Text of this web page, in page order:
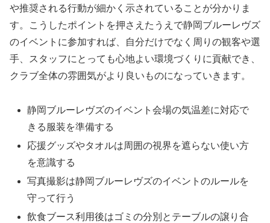
や推奨される行動が細かく示されていることが分かりま
す。こうしたポイントを押さえたうえで静岡ブルーレヴズ
のイベントに参加すれば、自分だけでなく周りの観客や選
手、スタッフにとっても心地よい環境づくりに貢献でき、
クラブ全体の雰囲気がより良いものになっていきます。
静岡ブルーレヴズのイベント会場の気温差に対応で
きる服装を準備する
応援グッズやタオルは周囲の視界を遮らない使い方
を意識する
写真撮影は静岡ブルーレヴズのイベントのルールを
守って行う
飲食ブース利用後はゴミの分別とテーブルの譲り合